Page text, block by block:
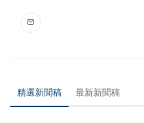
精選新聞稿 最新新聞稿